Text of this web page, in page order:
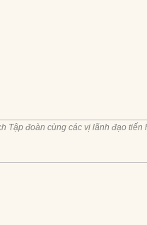
cùng các vị lãnh đạo tiến